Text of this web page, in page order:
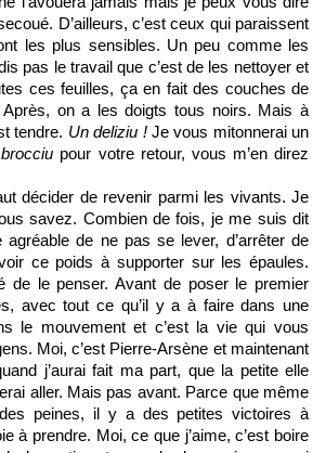
D’ailleurs, c’est ceux qui paraissent
les plus sensibles. Un peu comme les
pas le travail que c’est de les nettoyer et
ces feuilles, ça en fait des couches de
Après, on a les doigts tous noirs. Mais à
tendre. Un deliziu ! Je vous mitonnerai un
brocciu pour votre retour, vous m’en direz
décider de revenir parmi les vivants. Je
savez. Combien de fois, je me suis dit
de ne pas se lever, d’arrêter de
ce poids à supporter sur les épaules.
de le penser. Avant de poser le premier
avec tout ce qu’il y a à faire dans une
le mouvement et c’est la vie qui vous
Moi, c’est Pierre-Arsène et maintenant
j’aurai fait ma part, que la petite elle
aller. Mais pas avant. Parce que même
peines, il y a des petites victoires à
à prendre. Moi, ce que j’aime, c’est boire